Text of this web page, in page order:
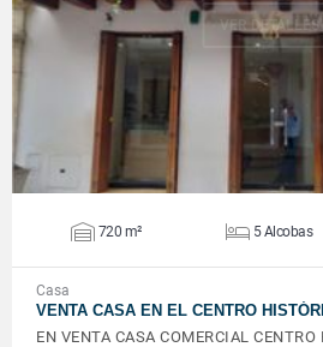
VER DETALLES
720 m² 5 Alcobas
Casa
VENTA CASA EN EL CENTRO
EN VENTA CASA COMERCIAL CENTRO